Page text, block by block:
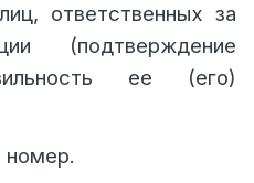
ответственных за
(подтверждение
ее (его)
номер.